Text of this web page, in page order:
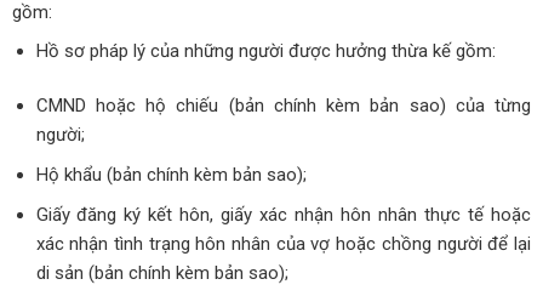
gồm:
Hồ sơ pháp lý của những người được hưởng thừa kế gồm:
CMND hoặc hộ chiếu (bản chính kèm bản sao) của từng
người;
Hộ khẩu (bản chính kèm bản sao);
Giấy đăng ký kết hôn, giấy xác nhận hôn nhân thực tế hoặc
xác nhận tình trạng hôn nhân của vợ hoặc chồng người để lại
di sản (bản chính kèm bản sao);